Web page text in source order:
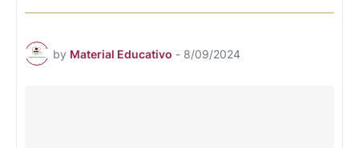
by Material Educativo - 8/09/2024